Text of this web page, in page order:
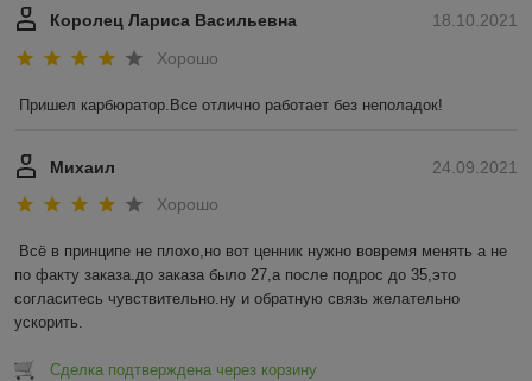
18.10.2021
Королец Лариса Васильевна
Хорошо
Пришел карбюратор.Все отлично работает без неполадок!
24.09.2021
Михаил
Хорошо
Всё в принципе не плохо,но вот ценник нужно вовремя менять а не
по факту заказа.до заказа было 27,а после подрос до 35,это
согласитесь чувствительно.ну и обратную связь желательно
ускорить.
Сделка подтверждена через корзину